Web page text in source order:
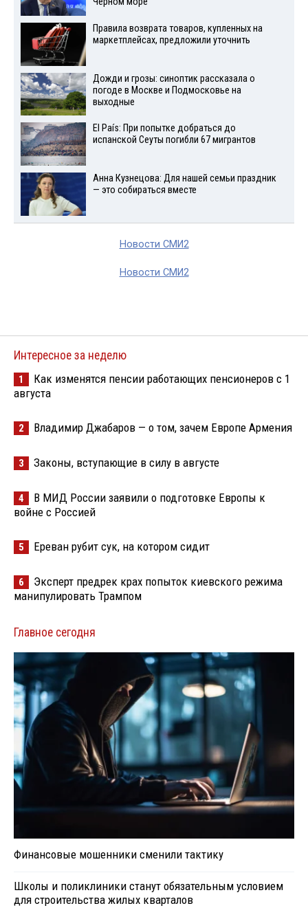
Правила возврата товаров, купленных на
маркетплейсах, предложили уточнить
Дожди и грозы: синоптик рассказала о
погоде в Москве и Подмосковье на
выходные
El País: При попытке добраться до
испанской Сеуты погибли 67 мигрантов
Анна Кузнецова: Для нашей семьи праздник
— это собираться вместе
Новости СМИ2
Новости СМИ2
Интересное за неделю
1
Как изменятся пенсии работающих пенсионеров с 1
августа
2 Владимир Джабаров — о том, зачем Европе Армения
3 Законы, вступающие в силу в августе
4
В МИД России заявили о подготовке Европы к
войне с Россией
5 Ереван рубит сук, на котором сидит
6
Эксперт предрек крах попыток киевского режима
манипулировать Трампом
Главное сегодня
Финансовые мошенники сменили тактику
Школы и поликлиники станут обязательным условием
для строительства жилых кварталов